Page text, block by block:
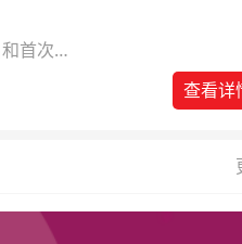
首次入
查看详